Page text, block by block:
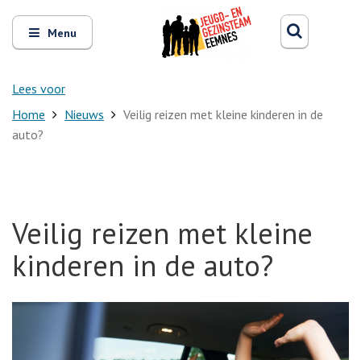
Open
en
sluit
Menu
Lees voor
Zoeken
Home Nieuws
Veilig reizen met kleine kinderen in de
auto?
Veilig reizen met kleine
kinderen in de auto?